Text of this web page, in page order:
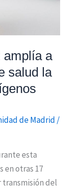
amplía a
salud la
de Madrid /
esta
en otras 17
transmisión del